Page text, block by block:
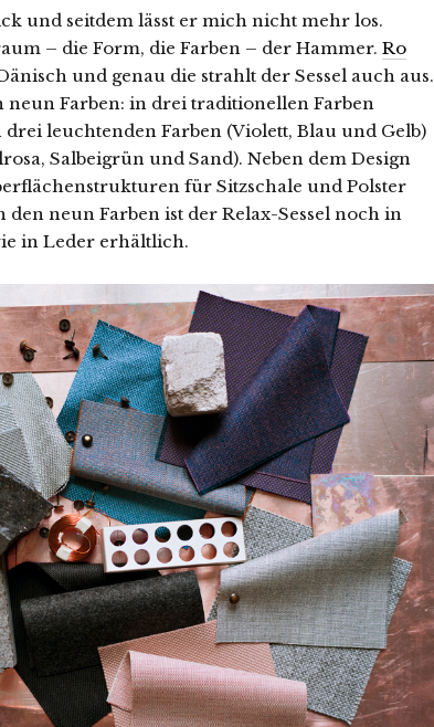
und seitdem lässt er mich nicht mehr los.
– die Form, die Farben – der Hammer. Ro
und genau die strahlt der Sessel auch aus.
Farben: in drei traditionellen Farben
leuchtenden Farben (Violett, Blau und Gelb)
Salbeigrün und Sand). Neben dem Design
für Sitzschale und Polster
den neun Farben ist der Relax-Sessel noch in
in Leder erhältlich.